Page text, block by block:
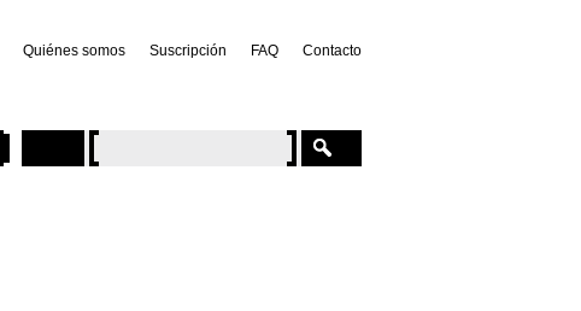
Quiénes somos Suscripción FAQ Contacto